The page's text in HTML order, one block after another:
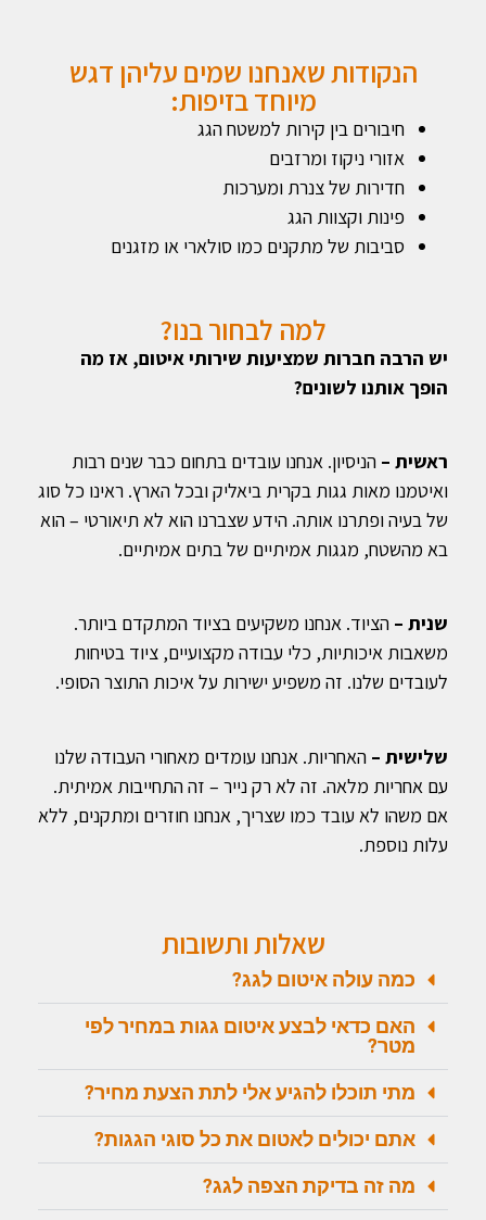
הנקודות שאנחנו שמים עליהן דגש
מיוחד בזיפות:
חיבורים בין קירות למשטח הגג
אזורי ניקוז ומרזבים
חדירות של צנרת ומערכות
פינות וקצוות הגג
סביבות של מתקנים כמו סולארי או מזגנים
למה לבחור בנו?
יש הרבה חברות שמציעות שירותי איטום, אז מה
הופך אותנו לשונים?
ראשית – הניסיון. אנחנו עובדים בתחום כבר שנים רבות
ואיטמנו מאות גגות בקרית ביאליק ובכל הארץ. ראינו כל סוג
של בעיה ופתרנו אותה. הידע שצברנו הוא לא תיאורטי – הוא
בא מהשטח, מגגות אמיתיים של בתים אמיתיים.
שנית – הציוד. אנחנו משקיעים בציוד המתקדם ביותר.
משאבות איכותיות, כלי עבודה מקצועיים, ציוד בטיחות
לעובדים שלנו. זה משפיע ישירות על איכות התוצר הסופי.
שלישית – האחריות. אנחנו עומדים מאחורי העבודה שלנו
עם אחריות מלאה. זה לא רק נייר – זה התחייבות אמיתית.
אם משהו לא עובד כמו שצריך, אנחנו חוזרים ומתקנים, ללא
עלות נוספת.
שאלות ותשובות
כמה עולה איטום לגג?
האם כדאי לבצע איטום גגות במחיר לפי
מטר?
מתי תוכלו להגיע אלי לתת הצעת מחיר?
אתם יכולים לאטום את כל סוגי הגגות?
מה זה בדיקת הצפה לגג?